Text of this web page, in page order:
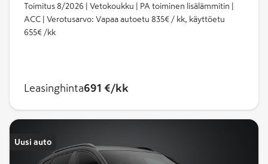
Toimitus 8/2026 | Vetokoukku | PA toiminen lisälämmitin |
ACC | Verotusarvo: Vapaa autoetu 835€ / kk, käyttöetu
655€ /kk
Leasinghinta691 €/kk
Uusi auto